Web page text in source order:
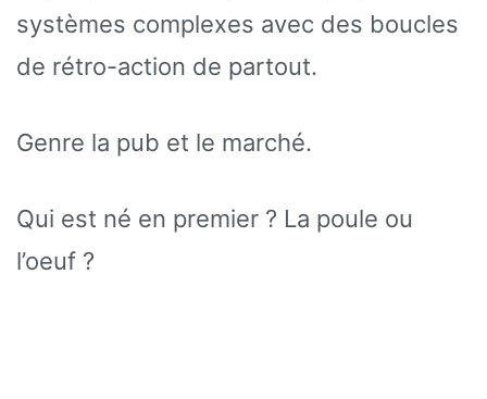
systèmes complexes avec des boucles
de rétro-action de partout.
Genre la pub et le marché.
Qui est né en premier ? La poule ou
l’oeuf ?